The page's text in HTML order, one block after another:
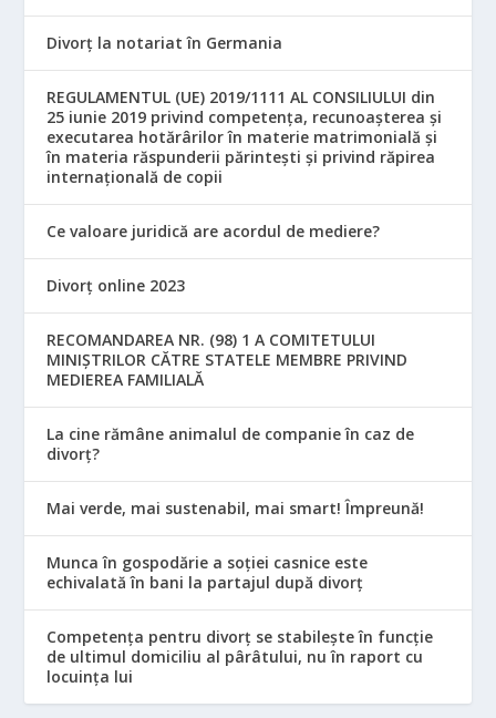
Divorț la notariat în Germania
REGULAMENTUL (UE) 2019/1111 AL CONSILIULUI din
25 iunie 2019 privind competența, recunoașterea și
executarea hotărârilor în materie matrimonială și
în materia răspunderii părintești și privind răpirea
internațională de copii
Ce valoare juridică are acordul de mediere?
Divorț online 2023
RECOMANDAREA NR. (98) 1 A COMITETULUI
MINIŞTRILOR CĂTRE STATELE MEMBRE PRIVIND
MEDIEREA FAMILIALĂ
La cine rămâne animalul de companie în caz de
divorț?
Mai verde, mai sustenabil, mai smart! Împreună!
Munca în gospodărie a soției casnice este
echivalată în bani la partajul după divorț
Competența pentru divorț se stabilește în funcție
de ultimul domiciliu al pârâtului, nu în raport cu
locuinţa lui